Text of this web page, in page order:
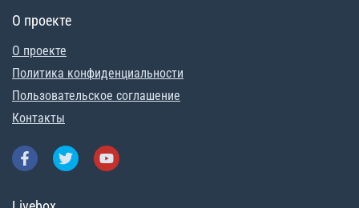
О проекте
О проекте
Политика конфиденциальности
Пользовательское соглашение
Контакты